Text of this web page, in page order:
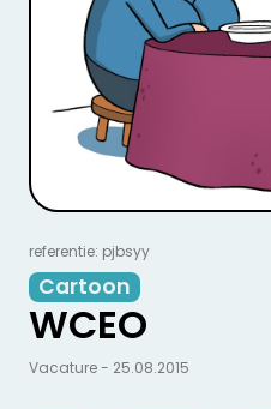
referentie: pjbsyy
Cartoon
WCEO
Vacature - 25.08.2015